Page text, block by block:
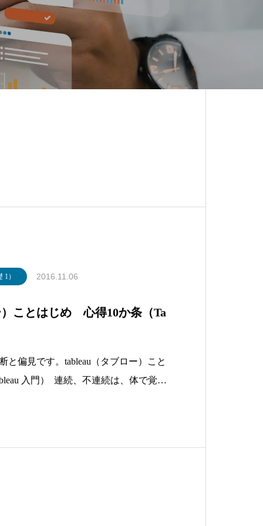
） 2016.11.06
ことはじめ 心得10か条（Ta
偏見です。tableau（タブロー）こと
入門） 連続、不連続は、体で覚え